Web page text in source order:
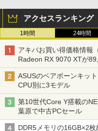
アクセスランキング
1時間 24時間
アキバお買い得価格情報
Radeon RX 9070 XTが
型モニターが9,801円、
ASUSのベアボーンキッ
CPU別に3モデル
第10世代Core Y搭載の
葉原で中古PCセール
DDR5メモリの16GB×2